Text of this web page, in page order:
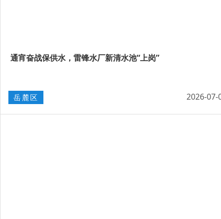
通宵奋战保供水，雷锋水厂新清水池“上岗”
岳麓区 2026-07-